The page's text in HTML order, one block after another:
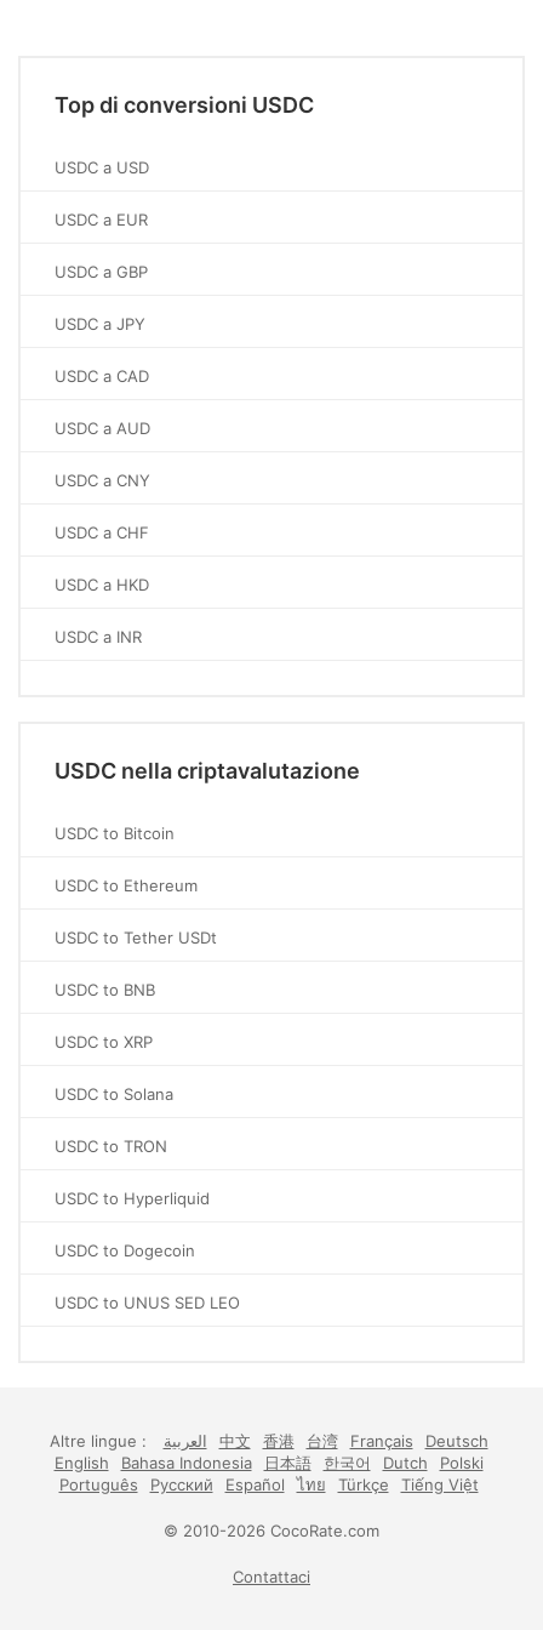
Top di conversioni USDC
USDC a USD
USDC a EUR
USDC a GBP
USDC a JPY
USDC a CAD
USDC a AUD
USDC a CNY
USDC a CHF
USDC a HKD
USDC a INR
USDC nella criptavalutazione
USDC to Bitcoin
USDC to Ethereum
USDC to Tether USDt
USDC to BNB
USDC to XRP
USDC to Solana
USDC to TRON
USDC to Hyperliquid
USDC to Dogecoin
USDC to UNUS SED LEO
Altre lingue : العربية 中文 香港 台湾 Français
Deutsch
English
Bahasa Indonesia 日本語 한국어 Dutch
Polski
Português
Русский Español ไทย Türkçe Tiếng Việt
© 2010-2026 CocoRate.com
Contattaci